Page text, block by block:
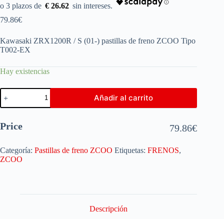
€ 26.62
79.86€
Kawasaki ZRX1200R / S (01-) pastillas de freno ZCOO Tipo
T002-EX
Hay existencias
Añadir al carrito
Price 79.86€
Categoría: Pastillas de freno ZCOO Etiquetas: FRENOS,
ZCOO
Descripción